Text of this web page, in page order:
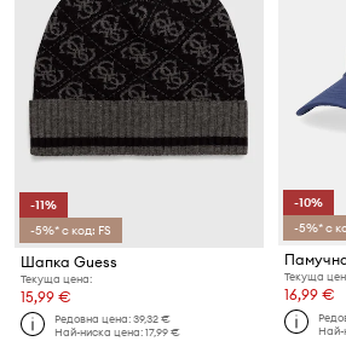
-11%
-5%* с код: FS
Шапка Guess
Текуща цена:
15,99 €
Редовна цена:39,32 €
Най-ниска цена:17,99 €
-10%
-5%* с
Текуща
16,99 €
Най-